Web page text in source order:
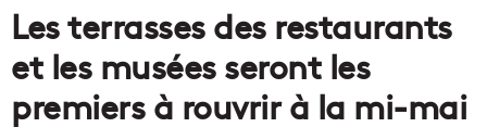
Les terrasses des restaurants
et les musées seront les
premiers à rouvrir à la mi-mai